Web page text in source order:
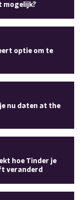
mogelijk?
optie om te
nu daten at the
hoe Tinder je
veranderd